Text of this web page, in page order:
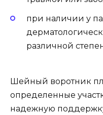
при наличии у
различной
Шейный воротник
определенные
надежную